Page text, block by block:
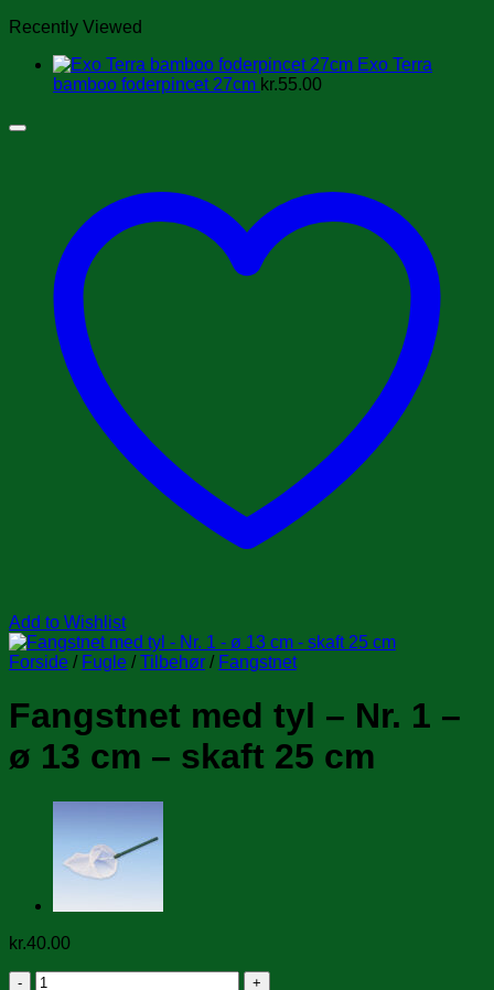
Recently Viewed
Exo Terra
bamboo foderpincet 27cm kr.55.00
Add to Wishlist
Forside / Fugle / Tilbehør / Fangstnet
Fangstnet med tyl – Nr. 1 –
ø 13 cm – skaft 25 cm
kr.40.00
Fangstnet